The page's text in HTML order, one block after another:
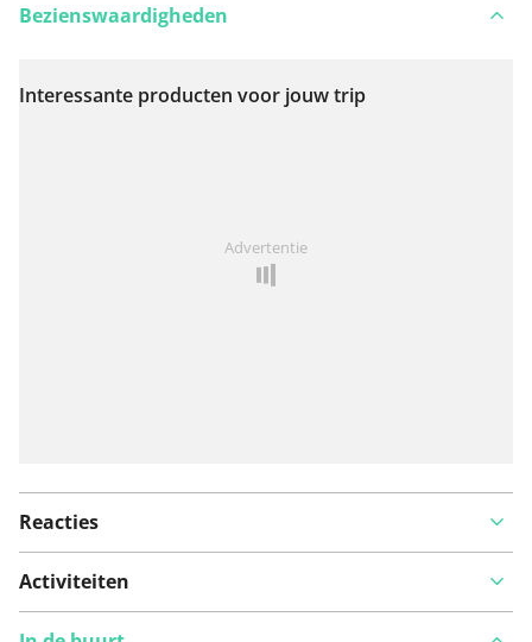
Bekijk op kaart
Bezienswaardigheden
Interessante producten voor jouw trip
Advertentie
Reacties
Activiteiten